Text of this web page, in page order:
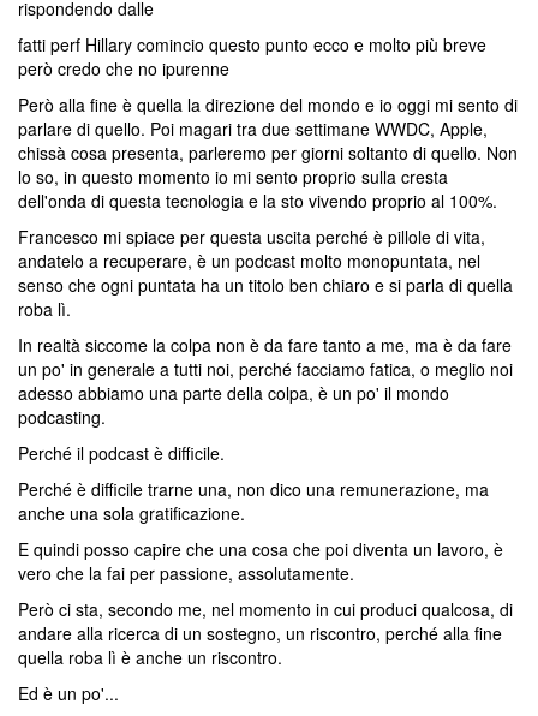
rispondendo dalle
fatti perf Hillary comincio questo punto ecco e molto più breve
però credo che no ipurenne
Però alla fine è quella la direzione del mondo e io oggi mi sento di
parlare di quello. Poi magari tra due settimane WWDC, Apple,
chissà cosa presenta, parleremo per giorni soltanto di quello. Non
lo so, in questo momento io mi sento proprio sulla cresta
dell'onda di questa tecnologia e la sto vivendo proprio al 100%.
Francesco mi spiace per questa uscita perché è pillole di vita,
andatelo a recuperare, è un podcast molto monopuntata, nel
senso che ogni puntata ha un titolo ben chiaro e si parla di quella
roba lì.
In realtà siccome la colpa non è da fare tanto a me, ma è da fare
un po' in generale a tutti noi, perché facciamo fatica, o meglio noi
adesso abbiamo una parte della colpa, è un po' il mondo
podcasting.
Perché il podcast è difficile.
Perché è difficile trarne una, non dico una remunerazione, ma
anche una sola gratificazione.
E quindi posso capire che una cosa che poi diventa un lavoro, è
vero che la fai per passione, assolutamente.
Però ci sta, secondo me, nel momento in cui produci qualcosa, di
andare alla ricerca di un sostegno, un riscontro, perché alla fine
quella roba lì è anche un riscontro.
Ed è un po'...